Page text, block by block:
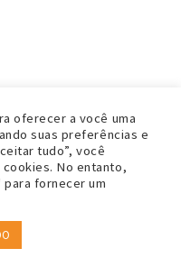
oferecer a você uma
suas preferências e
tudo”, você
cookies. No entanto,
fornecer um